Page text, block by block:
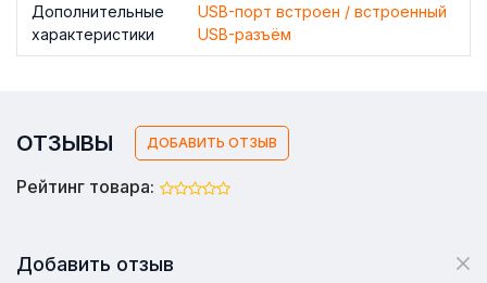
Дополнительные
характеристики
USB-порт встроен / встроенный
USB-разъём
ОТЗЫВЫ ДОБАВИТЬ ОТЗЫВ
Рейтинг товара:
Добавить отзыв